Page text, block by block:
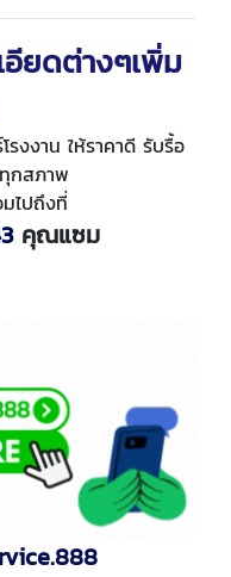
อียดต่างๆเพิ่ม
รงงาน ให้ราคาดี รับรื้อ
กสภาพ
ไปถึงที่
คุณแซม